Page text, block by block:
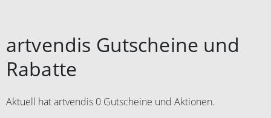
artvendis Gutscheine und
Rabatte
Aktuell hat artvendis 0 Gutscheine und Aktionen.